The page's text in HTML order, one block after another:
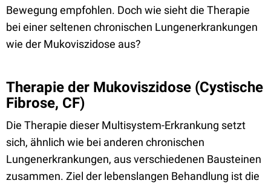
Bewegung empfohlen. Doch wie sieht die Therapie
bei einer seltenen chronischen Lungenerkrankungen
wie der Mukoviszidose aus?
Therapie der Mukoviszidose (Cystische
Fibrose, CF)
Die Therapie dieser Multisystem-Erkrankung setzt
sich, ähnlich wie bei anderen chronischen
Lungenerkrankungen, aus verschiedenen Bausteinen
zusammen. Ziel der lebenslangen Behandlung ist die